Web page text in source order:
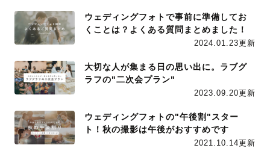
ウェディングフォトで事前に準備してお
くことは？よくある質問まとめました！
2024.01.23更新
大切な人が集まる日の思い出に。ラブグ
ラフの"二次会プラン"
2023.09.20更新
ウェディングフォトの"午後割"スター
ト！秋の撮影は午後がおすすめです
2021.10.14更新